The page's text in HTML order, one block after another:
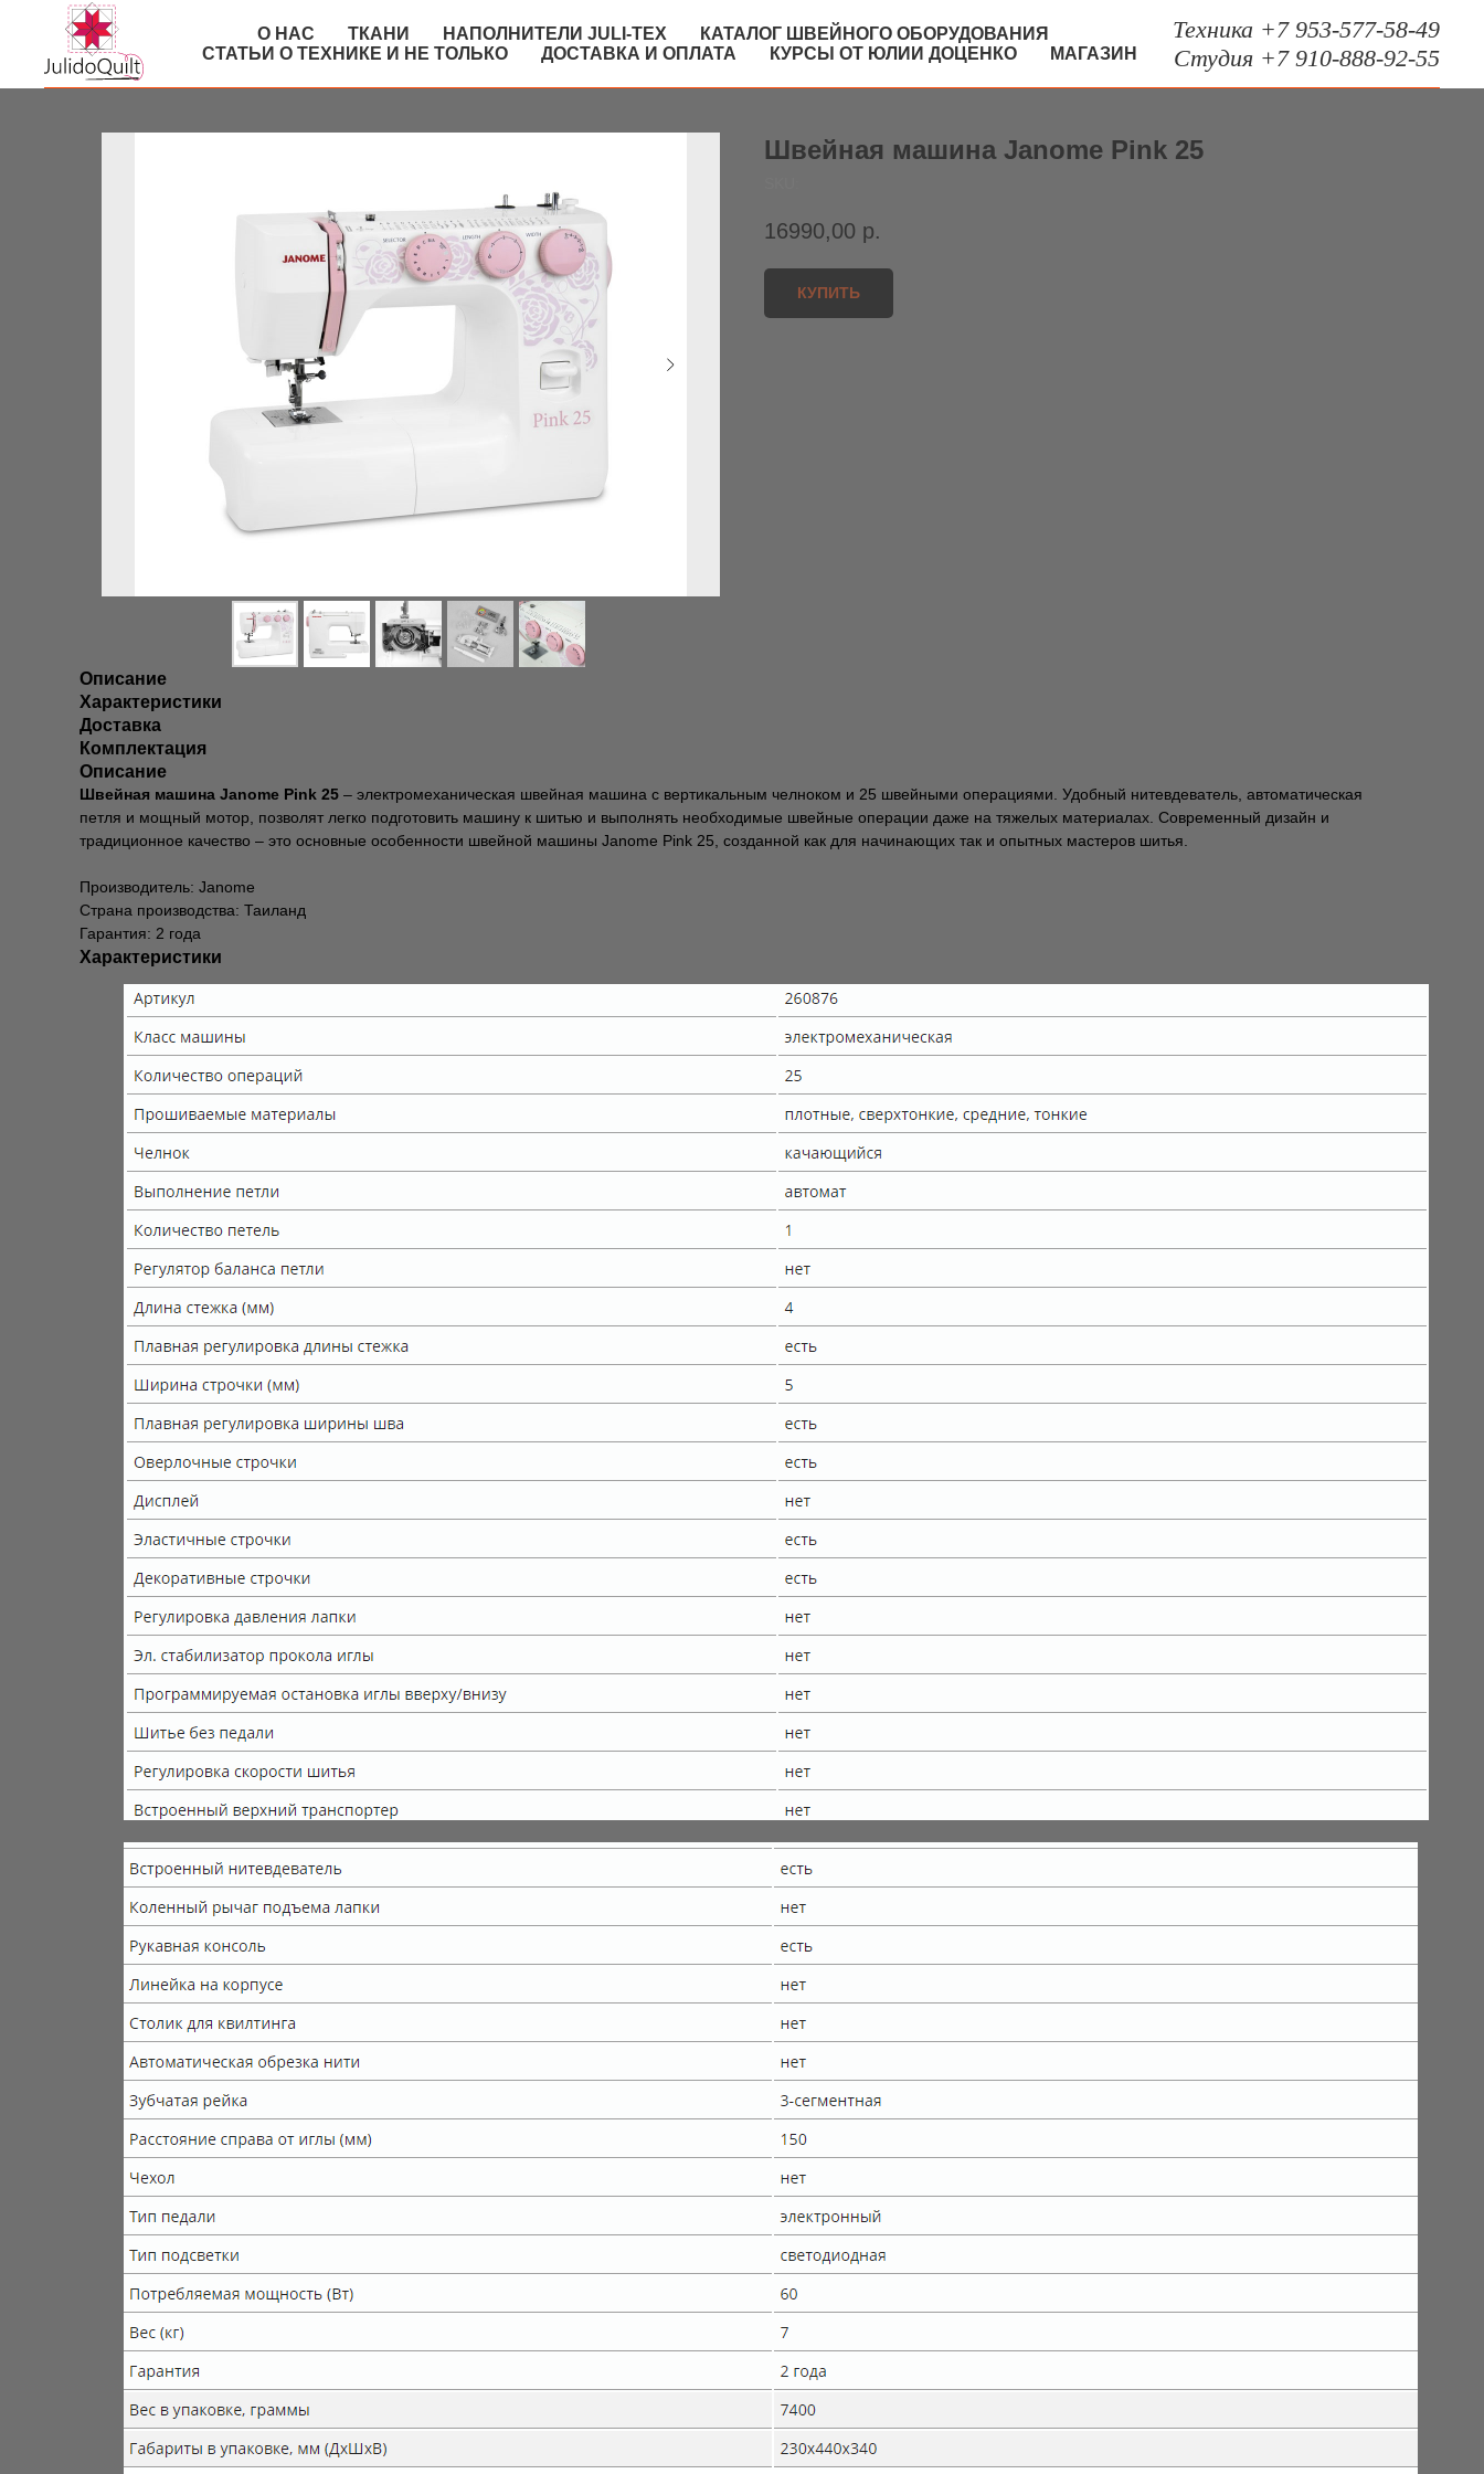
О НАС ТКАНИ НАПОЛНИТЕЛИ JULI-TEX
КАТАЛОГ ШВЕЙНОГО ОБОРУДОВАНИЯ
СТАТЬИ О ТЕХНИКЕ И НЕ ТОЛЬКО
ДОСТАВКА И ОПЛАТА КУРСЫ ОТ ЮЛИИ ДОЦЕНКО МАГАЗИН
Техника +7 953-577-58-49
Студия +7 910-888-92-55
Швейная машина Janome Pink 25
16990,00 р.
КУПИТЬ
Описание
Характеристики
Доставка
Комплектация
Описание
Швейная машина Janome Pink 25 – электромеханическая швейная машина с вертикальным челноком и 25 швейными операциями. Удобный нитевдеватель, автоматическая
петля и мощный мотор, позволят легко подготовить машину к шитью и выполнять необходимые швейные операции даже на тяжелых материалах. Современный дизайн и
традиционное качество – это основные особенности швейной машины Janome Pink 25, созданной как для начинающих так и опытных мастеров шитья.
Производитель: Janome
Страна производства: Таиланд
Гарантия: 2 года
Характеристики